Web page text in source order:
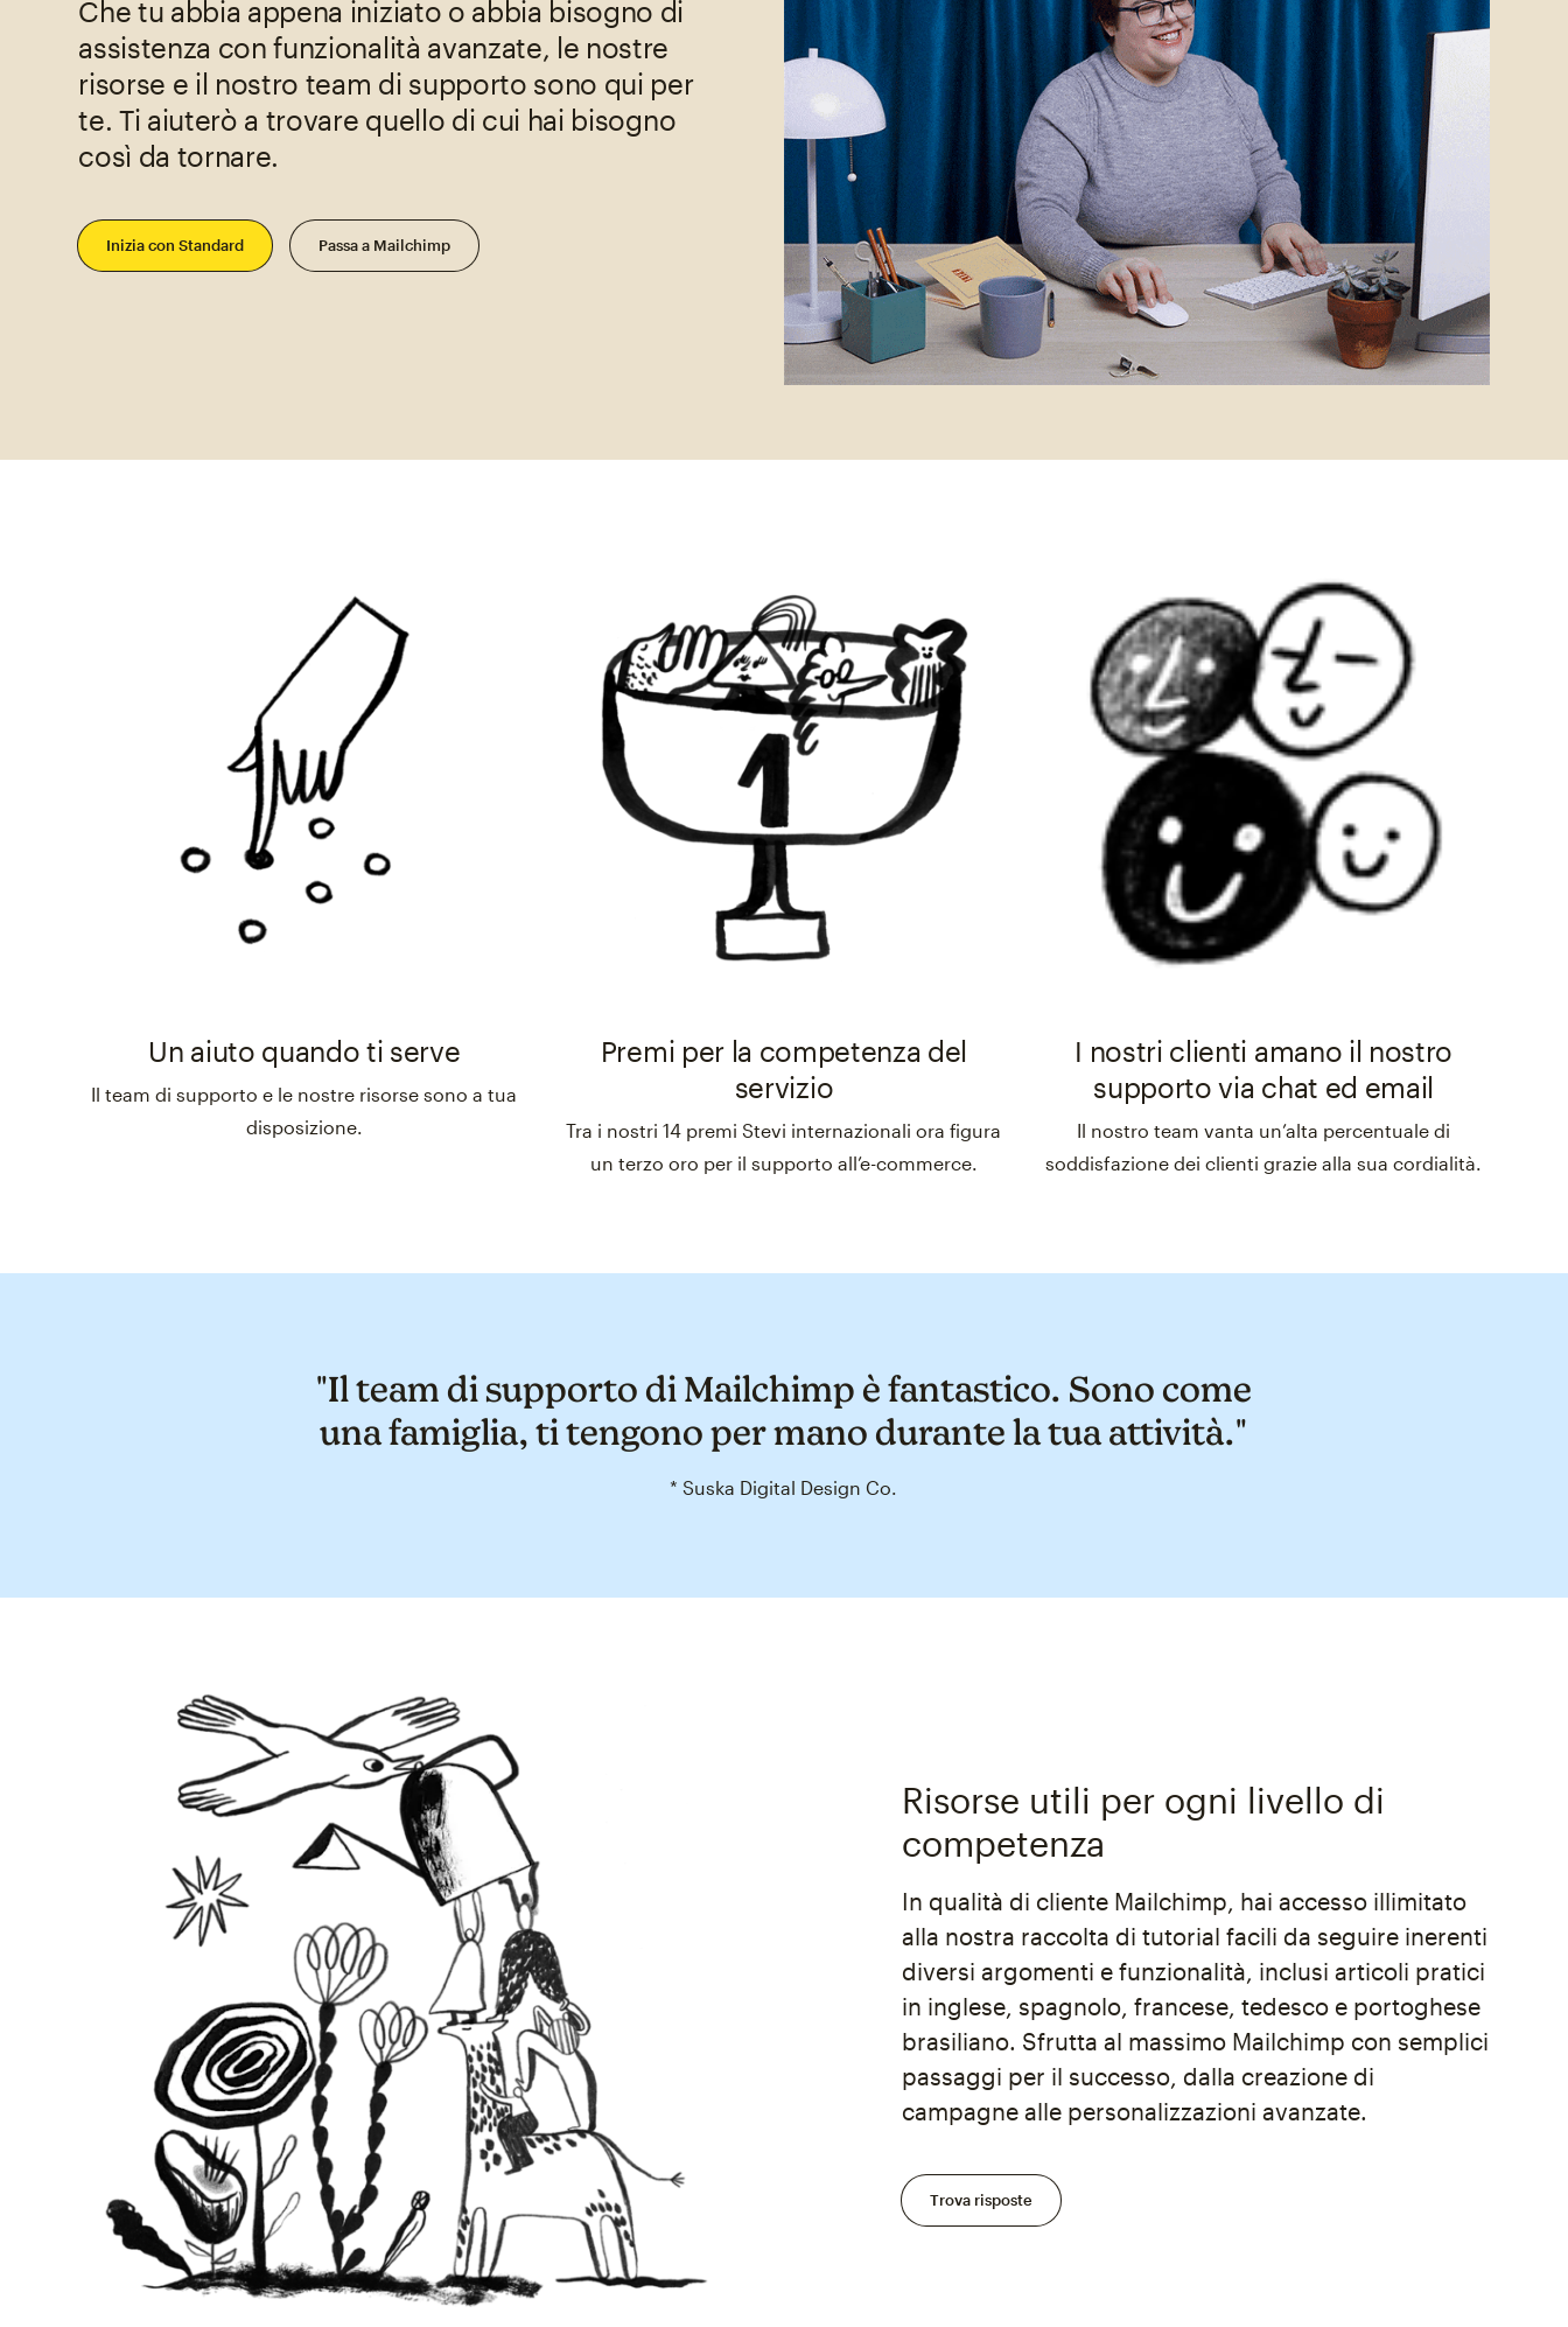
Che tu abbia appena iniziato o abbia bisogno di
assistenza con funzionalità avanzate, le nostre
risorse e il nostro team di supporto sono qui per
te. Ti aiuterò a trovare quello di cui hai bisogno
così da tornare.
Inizia con Standard Passa a Mailchimp
Un aiuto quando ti serve
Il team di supporto e le nostre risorse sono a tua
disposizione.
Premi per la competenza del
servizio
Tra i nostri 14 premi Stevi internazionali ora figura
un terzo oro per il supporto all’e-commerce.
I nostri clienti amano il nostro
supporto via chat ed email
Il nostro team vanta un’alta percentuale di
soddisfazione dei clienti grazie alla sua cordialità.
"Il team di supporto di Mailchimp è fantastico. Sono come
una famiglia, ti tengono per mano durante la tua attività."
* Suska Digital Design Co.
Risorse utili per ogni livello di
competenza
In qualità di cliente Mailchimp, hai accesso illimitato
alla nostra raccolta di tutorial facili da seguire inerenti
diversi argomenti e funzionalità, inclusi articoli pratici
in inglese, spagnolo, francese, tedesco e portoghese
brasiliano. Sfrutta al massimo Mailchimp con semplici
passaggi per il successo, dalla creazione di
campagne alle personalizzazioni avanzate.
Trova risposte